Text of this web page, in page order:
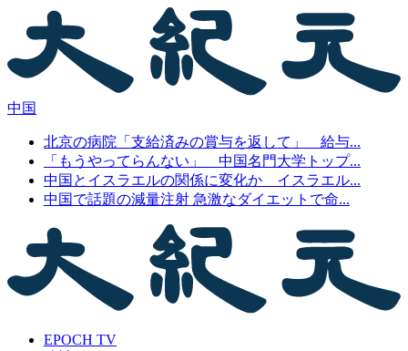
中国
北京の病院「支給済みの賞与を返して」 給与...
「もうやってらんない」 中国名門大学トップ...
中国とイスラエルの関係に変化か イスラエル...
中国で話題の減量注射 急激なダイエットで命...
EPOCH TV